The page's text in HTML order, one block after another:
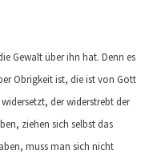
Gewalt über ihn hat. Denn es
Obrigkeit ist, die ist von Gott
der widerstrebt der
ziehen sich selbst das
muss man sich nicht